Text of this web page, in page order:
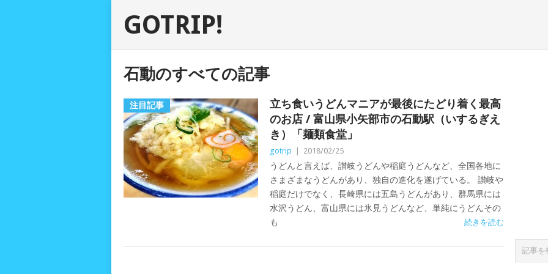
GOTRIP!
石動のすべての記事
注目記事
立ち食いうどんマニアが最後にたどり着く最高
のお店 / 富山県小矢部市の石動駅（いするぎえ
き）「麺類食堂」
gotrip 2018/02/25
うどんと言えば、讃岐うどんや稲庭うどんなど、全国各地に
さまざまなうどんがあり、独自の進化を遂げている。 讃岐や
稲庭だけでなく、長崎県には五島うどんがあり、群馬県には
水沢うどん、富山県には氷見うどんなど、単純にうどんその
も
続きを読む